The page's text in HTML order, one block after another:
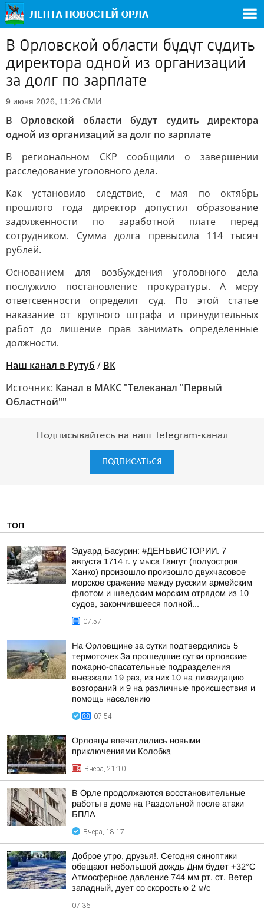
В Орловской области будут судить
директора одной из организаций
за долг по зарплате
9 июня 2026, 11:26 СМИ
В Орловской области будут судить директора
одной из организаций за долг по зарплате
В региональном СКР сообщили о завершении
расследование уголовного дела.
Как установило следствие, с мая по октябрь
прошлого года директор допустил образование
задолженности по заработной плате перед
сотрудником. Сумма долга превысила 114 тысяч
рублей.
Основанием для возбуждения уголовного дела
послужило постановление прокуратуры. А меру
ответсвенности определит суд. По этой статье
наказание от крупного штрафа и принудительных
работ до лишение прав занимать определенные
должности.
Наш канал в Рутуб / ВК
Источник: Канал в МАКС "Телеканал "Первый
Областной""
Подписывайтесь на наш Telegram-канал
ПОДПИСАТЬСЯ
ТОП
Эдуард Басурин: #ДЕНЬвИСТОРИИ. 7
августа 1714 г. у мыса Гангут (полуостров
Ханко) произошло произошло двухчасовое
морское сражение между русским армейским
флотом и шведским морским отрядом из 10
судов, закончившееся полной...
07:57
На Орловщине за сутки подтвердились 5
термоточек За прошедшие сутки орловские
пожарно-спасательные подразделения
выезжали 19 раз, из них 10 на ликвидацию
возгораний и 9 на различные происшествия и
помощь населению
07:54
Орловцы впечатлились новыми
приключениями Колобка
Вчера, 21:10
В Орле продолжаются восстановительные
работы в доме на Раздольной после атаки
БПЛА
Вчера, 18:17
Доброе утро, друзья!. Сегодня синоптики
обещают небольшой дождь Днм будет +32°С
Атмосферное давление 744 мм рт. ст. Ветер
западный, дует со скоростью 2 м/с
07:36